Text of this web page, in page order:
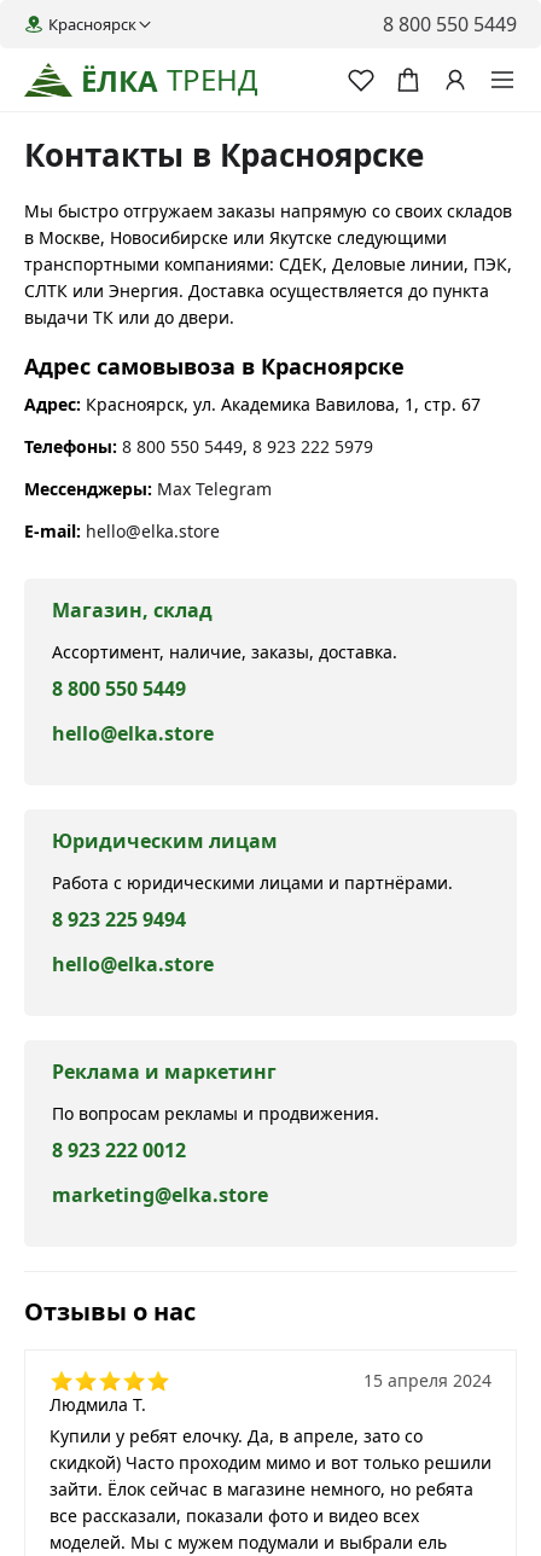
ЁЛКА ТРЕНД
Красноярск 8 800 550 5449
Контакты в Красноярске
Мы быстро отгружаем заказы напрямую со своих складов
в Москве, Новосибирске или Якутске следующими
транспортными компаниями: СДЕК, Деловые линии, ПЭК,
СЛТК или Энергия. Доставка осуществляется до пункта
выдачи ТК или до двери.
Адрес самовывоза в Красноярске
Адрес: Красноярск, ул. Академика Вавилова, 1, стр. 67
Телефоны: 8 800 550 5449, 8 923 222 5979
Мессенджеры: Max Telegram
E-mail: hello@elka.store
Магазин, склад
Ассортимент, наличие, заказы, доставка.
8 800 550 5449
hello@elka.store
Юридическим лицам
Работа с юридическими лицами и партнёрами.
8 923 225 9494
hello@elka.store
Реклама и маркетинг
По вопросам рекламы и продвижения.
8 923 222 0012
marketing@elka.store
Отзывы о нас
Людмила Т.
15 апреля 2024
Купили у ребят елочку. Да, в апреле, зато со
скидкой) Часто проходим мимо и вот только решили
зайти. Ёлок сейчас в магазине немного, но ребята
все рассказали, показали фото и видео всех
моделей. Мы с мужем подумали и выбрали ель